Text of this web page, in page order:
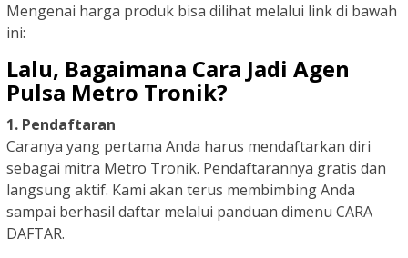
Mengenai harga produk bisa dilihat melalui link di bawah
ini:
Lalu, Bagaimana Cara Jadi Agen
Pulsa Metro Tronik?
1. Pendaftaran
Caranya yang pertama Anda harus mendaftarkan diri
sebagai mitra Metro Tronik. Pendaftarannya gratis dan
langsung aktif. Kami akan terus membimbing Anda
sampai berhasil daftar melalui panduan dimenu CARA
DAFTAR.